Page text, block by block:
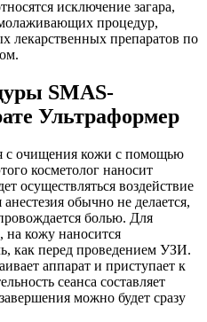
исключение загара,
процедур,
лекарственных препаратов по
SMAS-
Ультраформер
с очищения кожи с помощью
косметолог наносит
осуществляться воздействие
обычно не делается,
болью. Для
кожу наносится
как перед проведением УЗИ.
аппарат и приступает к
сеанса составляет
можно будет сразу